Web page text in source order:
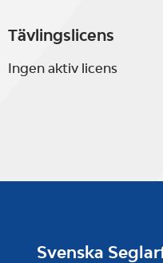
Tävlingslicens
Ingen aktiv licens
Svenska